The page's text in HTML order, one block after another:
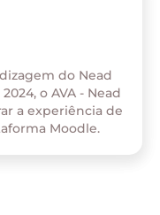
do Nead
o AVA - Nead
a experiência de
Moodle.